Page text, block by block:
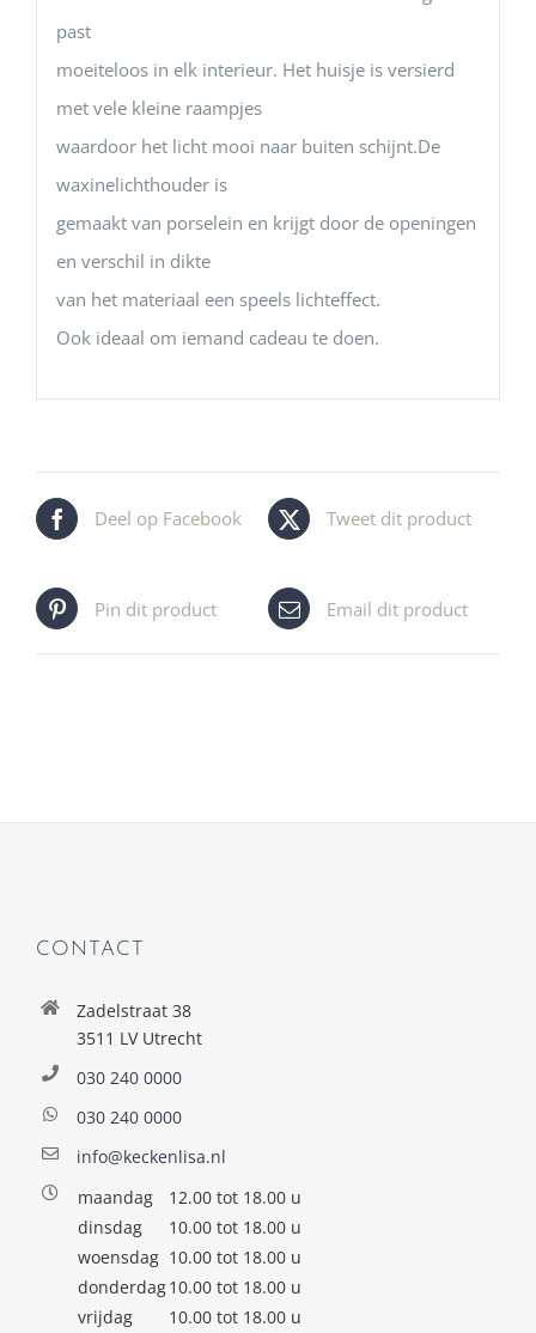
past
moeiteloos in elk interieur. Het huisje is versierd
met vele kleine raampjes
waardoor het licht mooi naar buiten schijnt.De
waxinelichthouder is
gemaakt van porselein en krijgt door de openingen
en verschil in dikte
van het materiaal een speels lichteffect.
Ook ideaal om iemand cadeau te doen.
Deel op Facebook Tweet dit product
Pin dit product Email dit product
CONTACT
Zadelstraat 38
3511 LV Utrecht
030 240 0000
030 240 0000
info@keckenlisa.nl
maandag
12.00 tot 18.00 u
dinsdag
10.00 tot 18.00 u
woensdag 10.00 tot 18.00 u
donderdag10.00 tot 18.00 u
vrijdag
10.00 tot 18.00 u